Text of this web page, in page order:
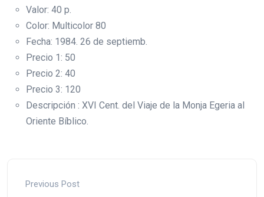
Valor: 40 p.
Color: Multicolor 80
Fecha: 1984. 26 de septiemb.
Precio 1: 50
Precio 2: 40
Precio 3: 120
Descripción : XVI Cent. del Viaje de la Monja Egeria al
Oriente Bíblico.
Previous Post